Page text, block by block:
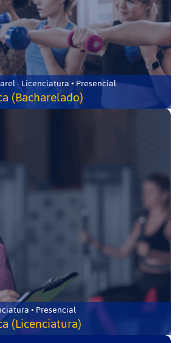
- Licenciatura • Presencial
(Bacharelado)
• Presencial
(Licenciatura)